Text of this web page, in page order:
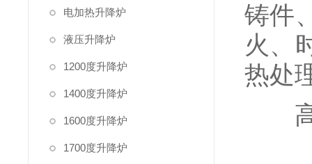
电加热升降炉
液压升降炉
1200度升降炉
1400度升降炉
1600度升降炉
1700度升降炉
铸件
火、
热处
高